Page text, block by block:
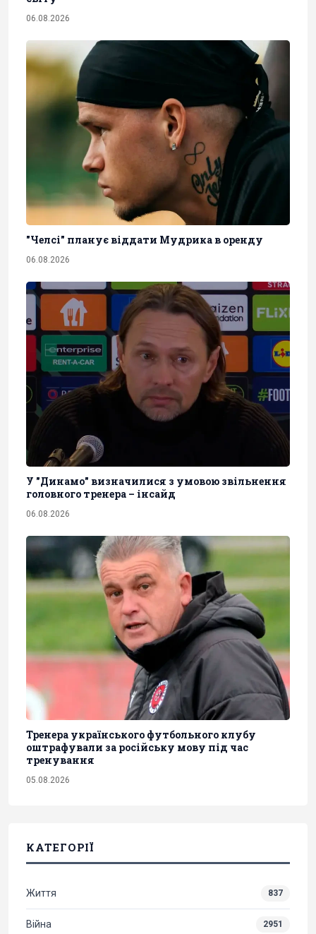
06.08.2026
"Челсі" планує віддати Мудрика в оренду
06.08.2026
У "Динамо" визначилися з умовою звільнення
головного тренера – інсайд
06.08.2026
Тренера українського футбольного клубу
оштрафували за російську мову під час
тренування
05.08.2026
КАТЕГОРІЇ
Життя 837
Війна 2951